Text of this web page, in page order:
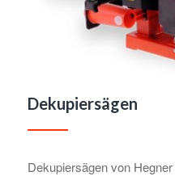
Dekupiersägen
Dekupiersägen von